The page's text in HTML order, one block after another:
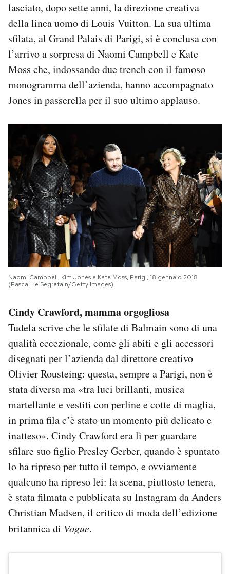
lasciato, dopo sette anni, la direzione creativa
della linea uomo di Louis Vuitton. La sua ultima
sfilata, al Grand Palais di Parigi, si è conclusa con
l’arrivo a sorpresa di Naomi Campbell e Kate
Moss che, indossando due trench con il famoso
monogramma dell’azienda, hanno accompagnato
Jones in passerella per il suo ultimo applauso.
Naomi Campbell, Kim Jones e Kate Moss, Parigi, 18 gennaio 2018
(Pascal Le Segretain/Getty Images)
Cindy Crawford, mamma orgogliosa
Tudela scrive che le sfilate di Balmain sono di una
qualità eccezionale, come gli abiti e gli accessori
disegnati per l’azienda dal direttore creativo
Olivier Rousteing: questa, sempre a Parigi, non è
stata diversa ma «tra luci brillanti, musica
martellante e vestiti con perline e cotte di maglia,
in prima fila c’è stato un momento più delicato e
inatteso». Cindy Crawford era lì per guardare
sfilare suo figlio Presley Gerber, quando è spuntato
lo ha ripreso per tutto il tempo, e ovviamente
qualcuno ha ripreso lei: la scena, piuttosto tenera,
è stata filmata e pubblicata su Instagram da Anders
Christian Madsen, il critico di moda dell’edizione
britannica di Vogue.